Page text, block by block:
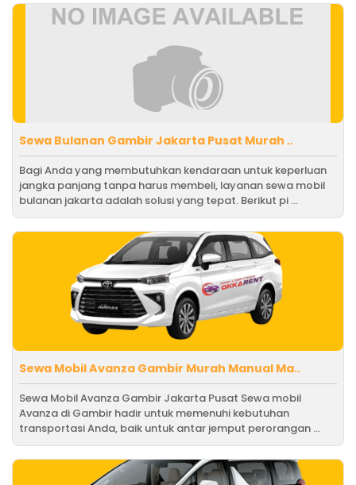
Sewa Bulanan Gambir Jakarta Pusat Murah ..
Bagi Anda yang membutuhkan kendaraan untuk keperluan
jangka panjang tanpa harus membeli, layanan sewa mobil
bulanan jakarta adalah solusi yang tepat. Berikut pi ...
Sewa Mobil Avanza Gambir Murah Manual Ma..
Sewa Mobil Avanza Gambir Jakarta Pusat Sewa mobil
Avanza di Gambir hadir untuk memenuhi kebutuhan
transportasi Anda, baik untuk antar jemput perorangan ...